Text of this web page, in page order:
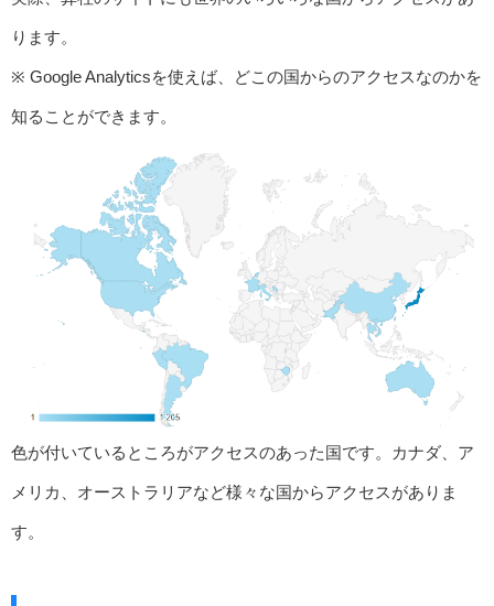
ります。
※ Google Analyticsを使えば、どこの国からのアクセスなのかを
知ることができます。
色が付いているところがアクセスのあった国です。カナダ、ア
メリカ、オーストラリアなど様々な国からアクセスがありま
す。